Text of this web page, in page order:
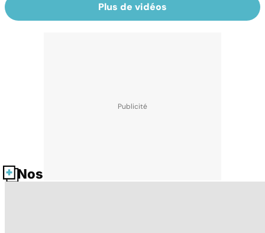
Plus de vidéos
Nos fiches santé